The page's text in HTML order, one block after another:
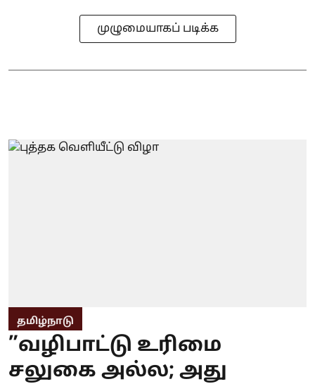
முழுமையாகப் படிக்க
தமிழ்நாடு
”வழிபாட்டு உரிமை
சலுகை அல்ல; அது